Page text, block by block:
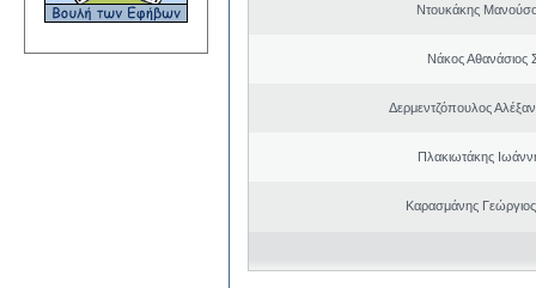
Ντουκάκης
Νάκος Αθανάσιος
Δερμεντζόπουλος
Πλακιωτάκης
Καρασμάνης